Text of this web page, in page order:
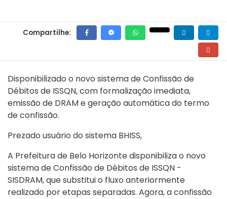
Compartilhe:
Disponibilizado o novo sistema de Confissão de
Débitos de ISSQN, com formalização imediata,
emissão de DRAM e geração automática do termo
de confissão.
Prezado usuário do sistema BHISS,
A Prefeitura de Belo Horizonte disponibiliza o novo
sistema de Confissão de Débitos de ISSQN -
SISDRAM, que substitui o fluxo anteriormente
realizado por etapas separadas. Agora, a confissão